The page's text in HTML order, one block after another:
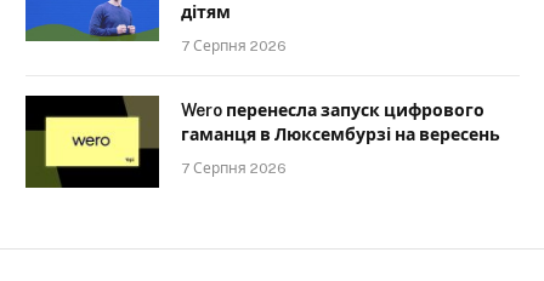
дітям
7 Серпня 2026
Wero перенесла запуск цифрового
гаманця в Люксембурзі на вересень
7 Серпня 2026